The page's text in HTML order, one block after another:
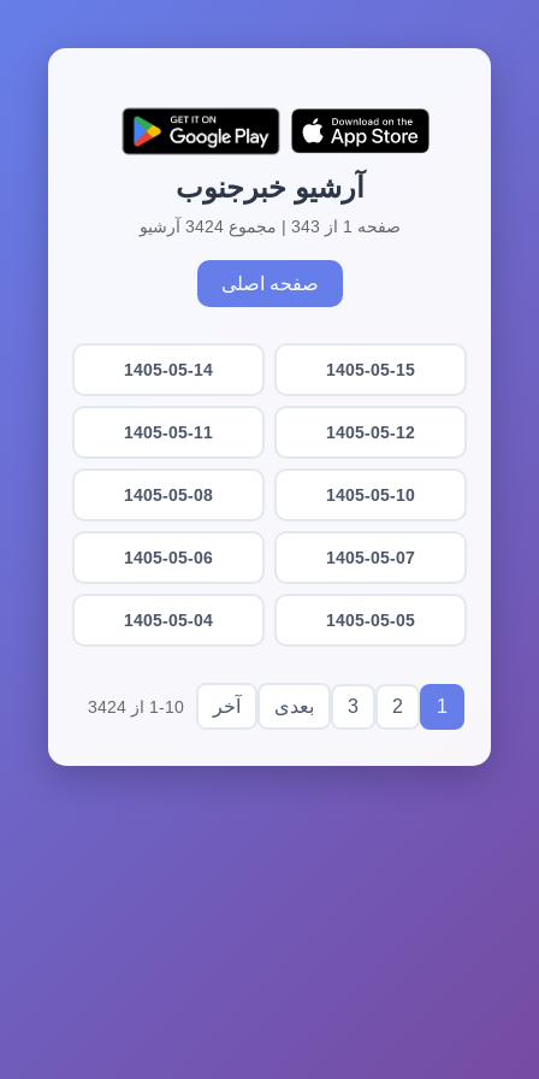
آرشیو خبرجنوب
صفحه 1 از 343 | مجموع 3424 آرشیو
صفحه اصلی
1405-05-15
1405-05-14
1405-05-12
1405-05-11
1405-05-10
1405-05-08
1405-05-07
1405-05-06
1405-05-05
1405-05-04
1
2
3 بعدی آخر 1-10 از 3424